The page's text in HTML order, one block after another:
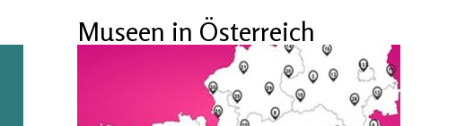
Museen in Österreich